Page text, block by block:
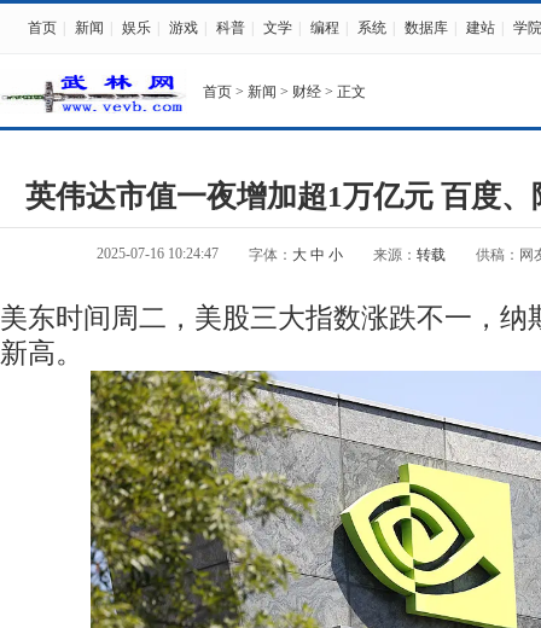
首页 新闻 娱乐 游戏 科普 文学 编程 系统 数据库 建站 学院
首页 > 新闻 > 财经 > 正文
英伟达市值一夜增加超1万亿元 百度
2025-07-16 10:24:47 字体： 大 中 小 来源： 转载 供稿：网
美东时间周二，美股三大指数涨跌不一，纳
新高。